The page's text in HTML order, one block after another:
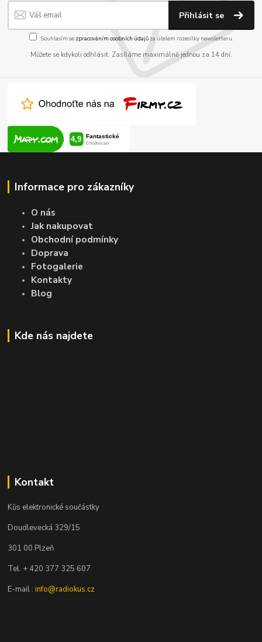
Přihlásit se
Souhlasím se zpracováním osobních údajůza účelem rozesílky newsletteru.
Můžete se kdykoli odhlásit. Zasíláme maximálně jednou za 14 dní.
Informace pro zákazníky
O nás
Jak nakupovat
Obchodní podmínky
Doprava
Fotogalerie
Kontakty
Blog
Kde nás najdete
Kontakt
Kůs elektronické součástky
Doudlevecká 329/15
301 00 Plzeň
Tel. + 420 377 325 607
E-mail :info@radiokus.cz